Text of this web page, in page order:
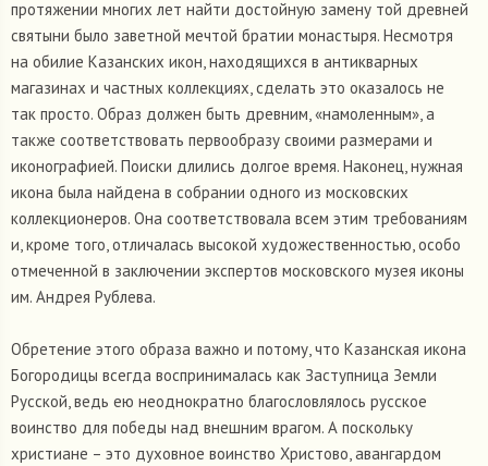
протяжении многих лет найти достойную замену той древней
святыни было заветной мечтой братии монастыря. Несмотря
на обилие Казанских икон, находящихся в антикварных
магазинах и частных коллекциях, сделать это оказалось не
так просто. Образ должен быть древним, «намоленным», а
также соответствовать первообразу своими размерами и
иконографией. Поиски длились долгое время. Наконец, нужная
икона была найдена в собрании одного из московских
коллекционеров. Она соответствовала всем этим требованиям
и, кроме того, отличалась высокой художественностью, особо
отмеченной в заключении экспертов московского музея иконы
им. Андрея Рублева.
Обретение этого образа важно и потому, что Казанская икона
Богородицы всегда воспринималась как Заступница Земли
Русской, ведь ею неоднократно благословлялось русское
воинство для победы над внешним врагом. А поскольку
христиане – это духовное воинство Христово, авангардом